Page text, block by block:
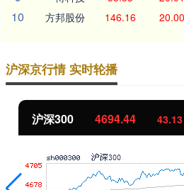
10 方邦股份 146.16
沪深京行情 实时轮播
北证50 1134.24 11.37